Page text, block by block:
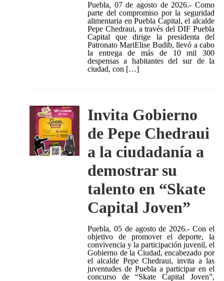
Puebla, 07 de agosto de 2026.- Como
parte del compromiso por la seguridad
alimentaria en Puebla Capital, el alcalde
Pepe Chedraui, a través del DIF Puebla
Capital que dirige la presidenta del
Patronato MariElise Budib, llevó a cabo
la entrega de más de 10 mil 300
despensas a habitantes del sur de la
ciudad, con […]
Invita Gobierno
de Pepe Chedraui
a la ciudadanía a
demostrar su
talento en “Skate
Capital Joven”
Puebla, 05 de agosto de 2026.- Con el
objetivo de promover el deporte, la
convivencia y la participación juvenil, el
Gobierno de la Ciudad, encabezado por
el alcalde Pepe Chedraui, invita a las
juventudes de Puebla a participar en el
concurso de “Skate Capital Joven”,